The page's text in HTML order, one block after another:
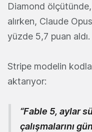
Diamond
alırken, Claude
yüzde 5,7 puan aldı.
Stripe modelin
aktarıyor:
“Fable 5, aylar
çalışmalarını